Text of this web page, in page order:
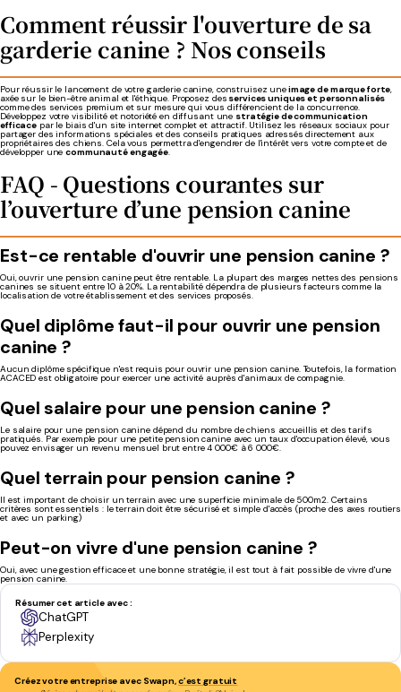
Comment réussir l'ouverture de sa
garderie canine ? Nos conseils
Pour réussir le lancement de votre garderie canine, construisez uneimage de marque forte,
axée sur le bien-être animal et l'éthique. Proposez des services uniques et personnalisés
comme des services premium et sur mesure qui vous différencient de la concurrence.
Développez votre visibilité et notoriété en diffusant une stratégie de communication
efficace par le biais d'un site internet complet et attractif. Utilisez les réseaux sociaux pour
partager des informations spéciales et des conseils pratiques adressés directement aux
propriétaires des chiens. Cela vous permettra d'engendrer de l'intérêt vers votre compte et de
développer unecommunauté engagée.
FAQ - Questions courantes sur
l’ouverture d’une pension canine
Est-ce rentable d'ouvrir une pension canine ?
Oui, ouvrir une pension canine peut être rentable. La plupart des marges nettes des pensions
canines se situent entre 10 à 20%. La rentabilité dépendra de plusieurs facteurs comme la
localisation de votre établissement et des services proposés.
Quel diplôme faut-il pour ouvrir une pension
canine ?
Aucun diplôme spécifique n'est requis pour ouvrir une pension canine. Toutefois, la formation
ACACED est obligatoire pour exercer une activité auprès d'animaux de compagnie.
Quel salaire pour une pension canine ?
Le salaire pour une pension canine dépend du nombre de chiens accueillis et des tarifs
pratiqués. Par exemple pour une petite pension canine avec un taux d'occupation élevé, vous
pouvez envisager un revenu mensuel brut entre 4 000€ à 6 000€.
Quel terrain pour pension canine ?
Il est important de choisir un terrain avec une superficie minimale de 500m2. Certains
critères sont essentiels : le terrain doit être sécurisé et simple d'accès (proche des axes routiers
et avec un parking)
Peut-on vivre d'une pension canine ?
Oui, avec une gestion efficace et une bonne stratégie, il est tout à fait possible de vivre d'une
pension canine.
Résumer cet article avec :
ChatGPT
Perplexity
Créez votre entreprise avec Swapn,c’est gratuit